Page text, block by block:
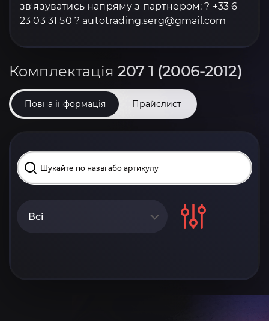
звʼязуватись напряму з партнером: ? +33 6
23 03 31 50 ? autotrading.serg@gmail.com
Комплектація207 1 (2006-2012)
Повна інформація Прайслист
Всі